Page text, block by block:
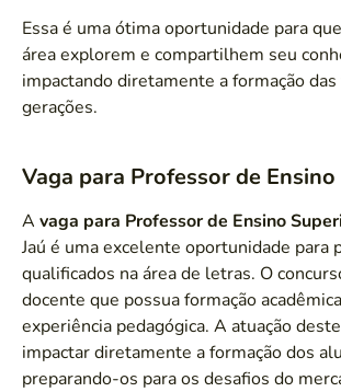
Essa é uma ótima oportunidade para
área explorem e compartilhem seu
impactando diretamente a formação
gerações.
Vaga para Professor de
A vaga para Professor de Ensino
Jaú é uma excelente oportunidade para
qualificados na área de letras. O
docente que possua formação
experiência pedagógica. A atuação
impactar diretamente a formação dos
preparando-os para os desafios do